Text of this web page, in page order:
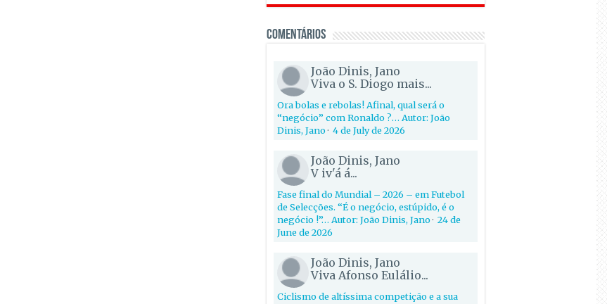
Comentários
João Dinis, Jano
Viva o S. Diogo mais...
Ora bolas e rebolas! Afinal, qual será o
“negócio” com Ronaldo ?… Autor: João
Dinis, Jano· 4 de July de 2026
João Dinis, Jano
V iv'á á...
Fase final do Mundial – 2026 – em Futebol
de Selecções. “É o negócio, estúpido, é o
negócio !”… Autor: João Dinis, Jano· 24 de
June de 2026
João Dinis, Jano
Viva Afonso Eulálio...
Ciclismo de altíssima competição e a sua